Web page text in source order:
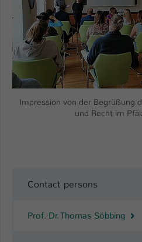
Impression von der Begrüßung
und Recht im
Contact persons
Prof. Dr. Thomas Söbbing